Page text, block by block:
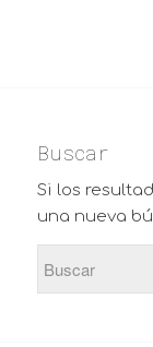
Buscar
Si los
una nueva